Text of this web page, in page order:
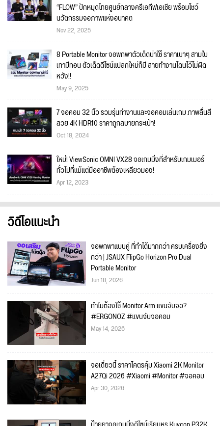
“FLOW” ปักหมุดไทยศูนย์กลางครีเอทีฟเอเชีย พร้อมโชว์
นวัตกรรมจอภาพแห่งอนาคต
Nov 22, 2025
8 Portable Monitor จอพกพาตัวเด็ดน่าใช้ ราคาเบาๆ สามใบ
เทามีทอน ตัวเด็ดดีไซน์แปลกใหม่ก็มี สายทำงานโดนไว้ไม่ผิด
หวัง!!
May 9, 2025
7 จอคอม 32 นิ้ว รวมรุ่นทำงานและจอคอมเล่นเกม ภาพลื่นสี
สวย 4K HDR10 ราคาถูกสบายกระเป๋า!
Oct 18, 2024
ใหม่! ViewSonic OMNI VX28 จอเกมมิ่งที่สำหรับเกมเมอร์
ทั่วไปที่แม้แต่มืออาชีพต้องเหลียวมอง!
Apr 12, 2023
วิดีโอแนะนำ
จอพกพาแบบคู่ ที่ทำได้มากกว่า ครบเครื่องยิ่ง
กว่า | JSAUX FlipGo Horizon Pro Dual
Portable Monitor
Jun 18, 2026
ทำไมต้องใช้ Monitor Arm แขนจับจอ?
#ERGONOZ #แขนจับจอคอม
May 14, 2026
จอเดี๋ยวนี้ ราคาโคตรคุ้ม Xiaomi 2K Monitor
A27Qi 2026 #Xiaomi #Monitor #จอคอม
Apr 30, 2026